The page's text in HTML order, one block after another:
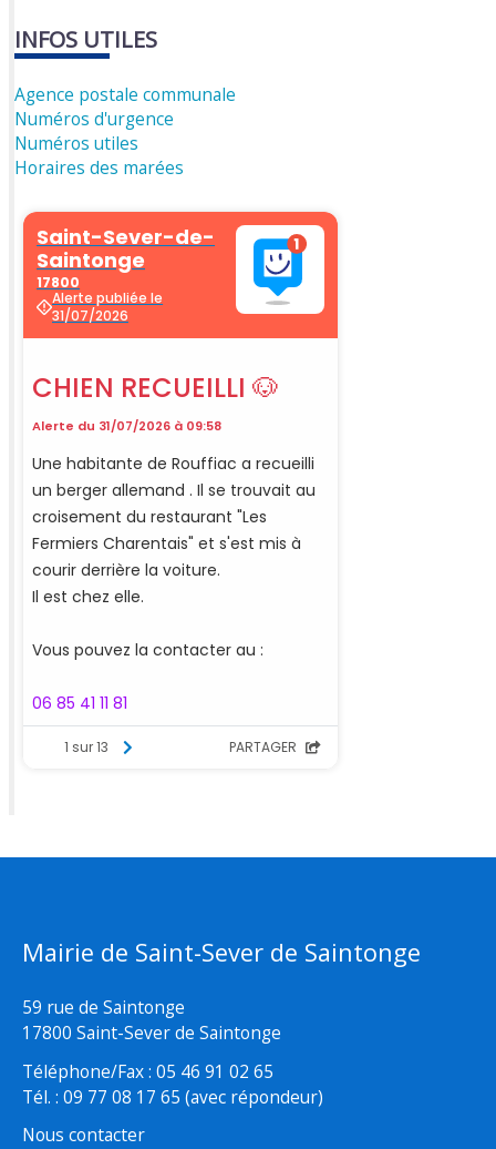
INFOS UTILES
Agence postale communale
Numéros d'urgence
Numéros utiles
Horaires des marées
Mairie de Saint-Sever de Saintonge
59 rue de Saintonge
17800 Saint-Sever de Saintonge
Téléphone/Fax : 05 46 91 02 65
Tél. : 09 77 08 17 65 (avec répondeur)
Nous contacter